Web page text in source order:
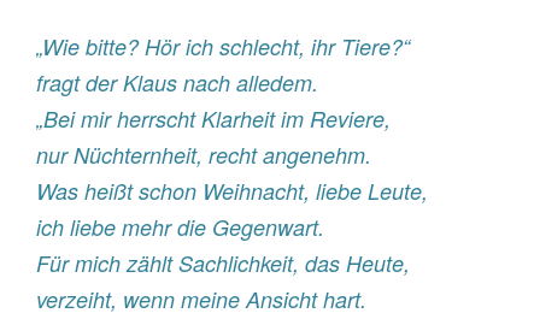
„Wie bitte? Hör ich schlecht, ihr Tiere?“
fragt der Klaus nach alledem.
„Bei mir herrscht Klarheit im Reviere,
nur Nüchternheit, recht angenehm.
Was heißt schon Weihnacht, liebe Leute,
ich liebe mehr die Gegenwart.
Für mich zählt Sachlichkeit, das Heute,
verzeiht, wenn meine Ansicht hart.